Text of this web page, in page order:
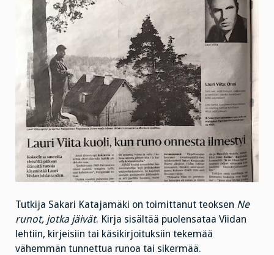
Tutkija Sakari Katajamäki on toimittanut teoksen Ne
runot, jotka jäivät. Kirja sisältää puolensataa Viidan
lehtiin, kirjeisiin tai käsikirjoituksiin tekemää
vähemmän tunnettua runoa tai sikermää.